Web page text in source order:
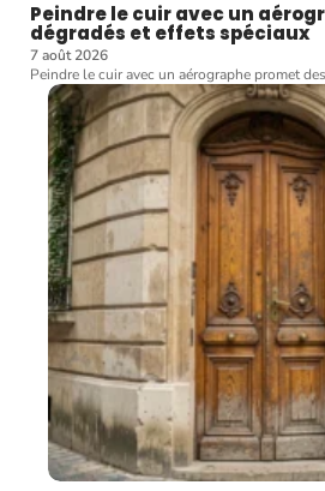
Peindre le cuir avec un
dégradés et effets spéciaux
7 août 2026
Peindre le cuir avec un aérographe promet